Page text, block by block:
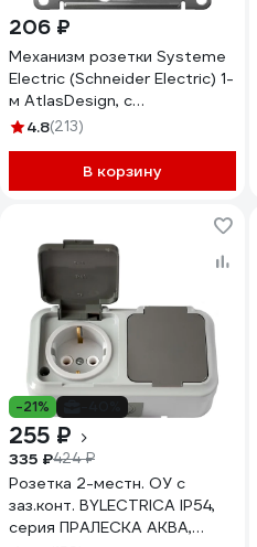
206 ₽
Механизм розетки Systeme
Electric (Schneider Electric) 1-
м AtlasDesign, с
заземлением, 16 А, белый
4.8(213)
В корзину
-21%
255 ₽
335 ₽424 ₽
Розетка 2-местн. ОУ с
заз.конт. BYLECTRICA IP54,
серия ПРАЛЕСКА АКВА,